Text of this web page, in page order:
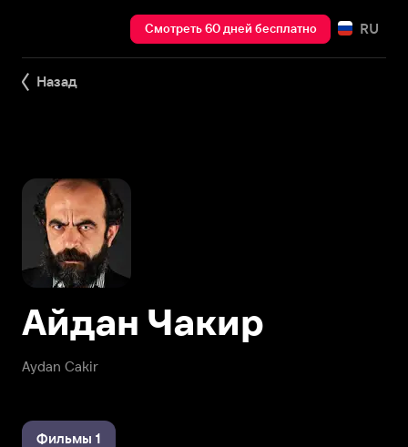
Смотреть 60 дней бесплатно RU
Назад
Aydan Cakir
Айдан Чакир
Фильмы 1